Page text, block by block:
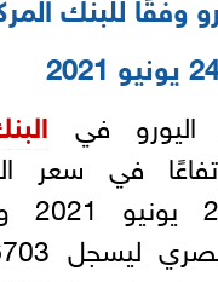
في
في سعر